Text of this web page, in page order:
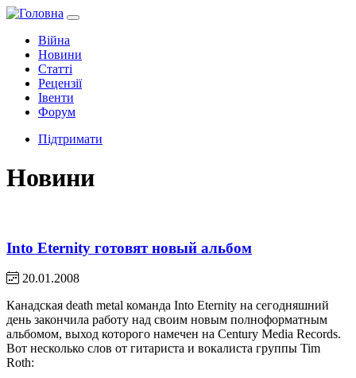
Війна
Новини
Статті
Рецензії
Івенти
Форум
Підтримати
Новини
Into Eternity готовят новый альбом
20.01.2008
Канадская death metal команда Into Eternity на сегодняшний
день закончила работу над своим новым полноформатным
альбомом, выход которого намечен на Century Media Records.
Вот несколько слов от гитариста и вокалиста группы Tim
Roth: